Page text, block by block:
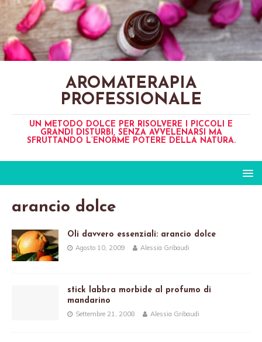
AROMATERAPIA
PROFESSIONALE
UN METODO DOLCE PER RISOLVERE I PICCOLI E
GRANDI DISTURBI, SENZA AVVELENARSI MA
SFRUTTANDO L’ENORME POTERE DELLA NATURA.
arancio dolce
Oli davvero essenziali: arancio dolce
Agosto 10, 2009 Alessia Gribaudi
stick labbra morbide al profumo di
mandarino
Settembre 21, 2008 Alessia Gribaudi